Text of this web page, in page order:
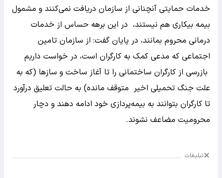
خدمات حمایتی آنچنانی از سازمان دریافت نمی‌کنند و مشمول
بیمه بیکاری هم نیستند، در این برهه حساس از خدمات
درمانی محروم بمانند، در پایان گفت: از سازمان تامین
اجتماعی که مدعی کمک به کارگران است، در خواست داریم
بازرسی از کارگران ساختمانی را تا آغاز ساخت و سازها (که به
علت جنگ تحمیلی اخیر متوقف مانده) به حالت تعلیق درآورد
تا کارگران بتوانند به بیمه‌پردازی خود ادامه دهند و دچار
محرومیت مضاعف نشوند.
تبلیغات